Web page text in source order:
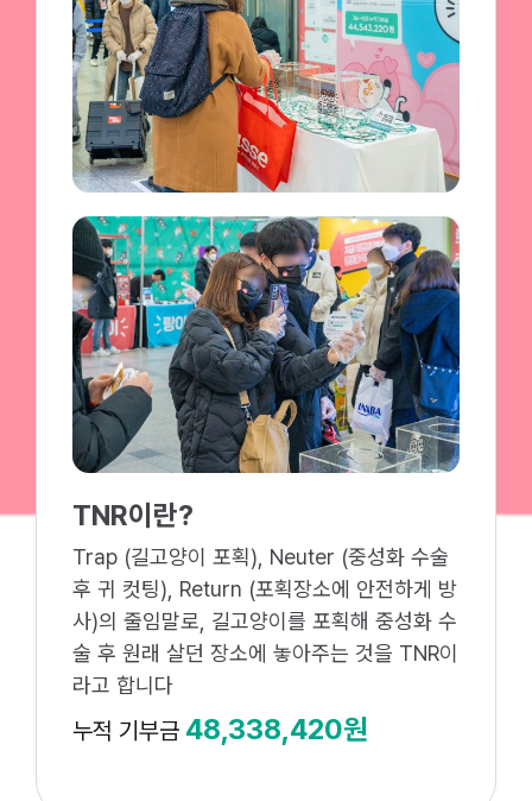
TNR이란?
Trap (길고양이 포획), Neuter (중성화 수술
후 귀 컷팅), Return (포획장소에 안전하게 방
사)의 줄임말로, 길고양이를 포획해 중성화 수
술 후 원래 살던 장소에 놓아주는 것을 TNR이
라고 합니다
누적 기부금 48,338,420원